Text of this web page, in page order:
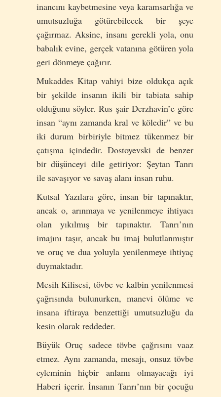
inancını kaybetmesine veya karamsarlığa ve
umutsuzluğa götürebilecek bir şeye
çağırmaz. Aksine, insanı gerekli yola, onu
babalık evine, gerçek vatanına götüren yola
geri dönmeye çağırır.
Mukaddes Kitap vahiyi bize oldukça açık
bir şekilde insanın ikili bir tabiata sahip
olduğunu söyler. Rus şair Derzhavin’e göre
insan “aynı zamanda kral ve köledir” ve bu
iki durum birbiriyle bitmez tükenmez bir
çatışma içindedir. Dostoyevski de benzer
bir düşünceyi dile getiriyor: Şeytan Tanrı
ile savaşıyor ve savaş alanı insan ruhu.
Kutsal Yazılara göre, insan bir tapınaktır,
ancak o, arınmaya ve yenilenmeye ihtiyacı
olan yıkılmış bir tapınaktır. Tanrı’nın
imajını taşır, ancak bu imaj bulutlanmıştır
ve oruç ve dua yoluyla yenilenmeye ihtiyaç
duymaktadır.
Mesih Kilisesi, tövbe ve kalbin yenilenmesi
çağrısında bulunurken, manevi ölüme ve
insana iftiraya benzettiği umutsuzluğu da
kesin olarak reddeder.
Büyük Oruç sadece tövbe çağrısını vaaz
etmez. Aynı zamanda, mesajı, onsuz tövbe
eyleminin hiçbir anlamı olmayacağı iyi
Haberi içerir. İnsanın Tanrı’nın bir çocuğu